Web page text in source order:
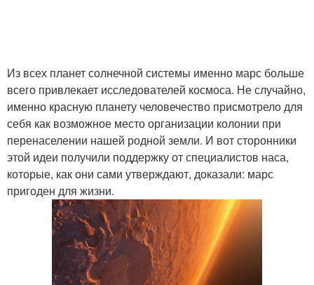
Из всех планет солнечной системы именно марс больше
всего привлекает исследователей космоса. Не случайно,
именно красную планету человечество присмотрело для
себя как возможное место организации колонии при
перенаселении нашей родной земли. И вот сторонники
этой идеи получили поддержку от специалистов наса,
которые, как они сами утверждают, доказали: марс
пригоден для жизни.